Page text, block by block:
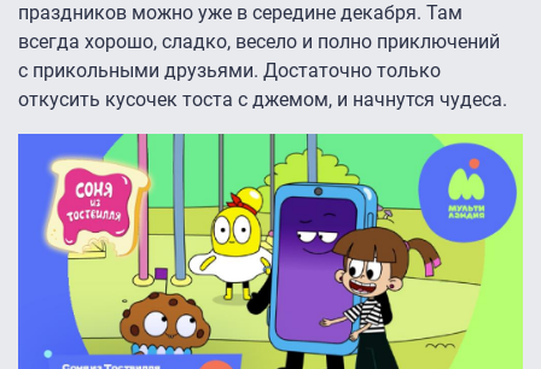
праздников можно уже в середине декабря. Там
всегда хорошо, сладко, весело и полно приключений
с прикольными друзьями. Достаточно только
откусить кусочек тоста с джемом, и начнутся чудеса.